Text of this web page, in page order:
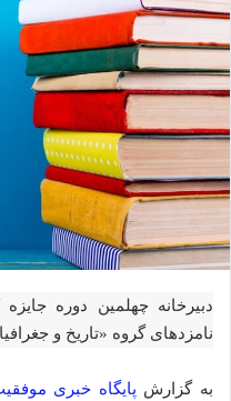
دبیرخانه چهلمین دوره
نامزدهای گروه «تاریخ و
به گزارش پایگاه خبری